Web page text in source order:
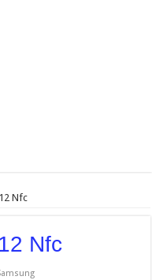
Nfc
Nfc